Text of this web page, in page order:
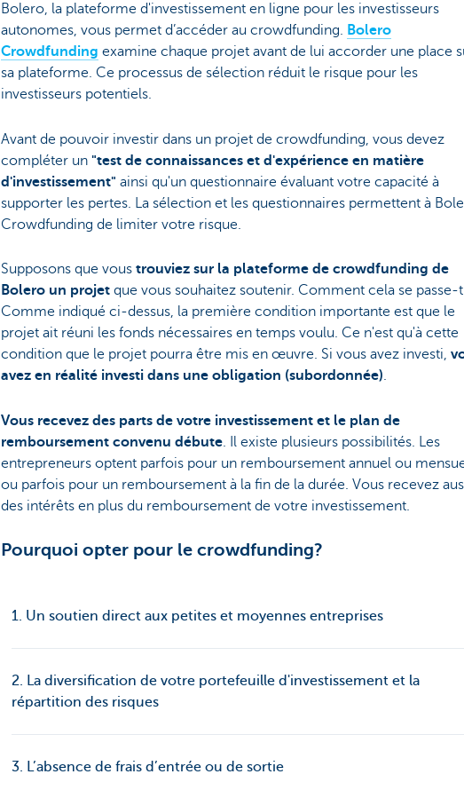
Bolero, la plateforme d'investissement en ligne pour les investisseurs
autonomes, vous permet d’accéder au crowdfunding. Bolero
Crowdfunding examine chaque projet avant de lui accorder une place
sa plateforme. Ce processus de sélection réduit le risque pour les
investisseurs potentiels.
Avant de pouvoir investir dans un projet de crowdfunding, vous devez
compléter un "test de connaissances et d'expérience en matière
d'investissement" ainsi qu'un questionnaire évaluant votre capacité à
supporter les pertes. La sélection et les questionnaires permettent à
Crowdfunding de limiter votre risque.
Supposons que voustrouviez sur la plateforme de crowdfunding de
Bolero un projet que vous souhaitez soutenir. Comment cela se passe-
Comme indiqué ci-dessus, la première condition importante est que le
projet ait réuni les fonds nécessaires en temps voulu. Ce n'est qu'à cette
condition que le projet pourra être mis en œuvre. Si vous avez investi,
avez en réalité investi dans une obligation (subordonnée).
Vous recevez des parts de votre investissement et le plan de
remboursement convenu débute. Il existe plusieurs possibilités. Les
entrepreneurs optent parfois pour un remboursement annuel ou
ou parfois pour un remboursement à la fin de la durée. Vous recevez
des intérêts en plus du remboursement de votre investissement.
Pourquoi opter pour le crowdfunding?
1. Un soutien direct aux petites et moyennes entreprises
2. La diversification de votre portefeuille d'investissement et la
répartition des risques
3. L’absence de frais d’entrée ou de sortie